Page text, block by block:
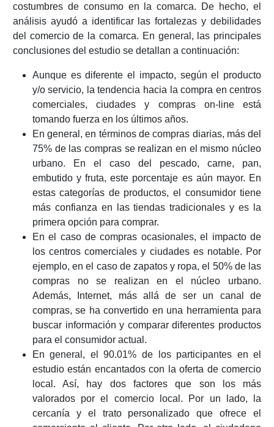
costumbres de consumo en la comarca. De hecho, el
análisis ayudó a identificar las fortalezas y debilidades
del comercio de la comarca. En general, las principales
conclusiones del estudio se detallan a continuación:
Aunque es diferente el impacto, según el producto
y/o servicio, la tendencia hacia la compra en centros
comerciales, ciudades y compras on-line está
tomando fuerza en los últimos años.
En general, en términos de compras diarias, más del
75% de las compras se realizan en el mismo núcleo
urbano. En el caso del pescado, carne, pan,
embutido y fruta, este porcentaje es aún mayor. En
estas categorías de productos, el consumidor tiene
más confianza en las tiendas tradicionales y es la
primera opción para comprar.
En el caso de compras ocasionales, el impacto de
los centros comerciales y ciudades es notable. Por
ejemplo, en el caso de zapatos y ropa, el 50% de las
compras no se realizan en el núcleo urbano.
Además, Internet, más allá de ser un canal de
compras, se ha convertido en una herramienta para
buscar información y comparar diferentes productos
para el consumidor actual.
En general, el 90.01% de los participantes en el
estudio están encantados con la oferta de comercio
local. Así, hay dos factores que son los más
valorados por el comercio local. Por un lado, la
cercanía y el trato personalizado que ofrece el